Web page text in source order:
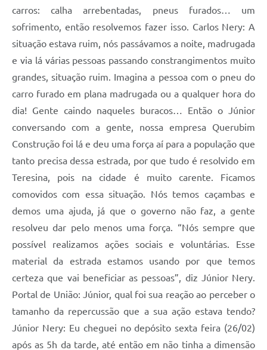
carros: calha arrebentadas, pneus furados… um
sofrimento, então resolvemos fazer isso. Carlos Nery: A
situação estava ruim, nós passávamos a noite, madrugada
e via lá várias pessoas passando constrangimentos muito
grandes, situação ruim. Imagina a pessoa com o pneu do
carro furado em plana madrugada ou a qualquer hora do
dia! Gente caindo naqueles buracos… Então o Júnior
conversando com a gente, nossa empresa Querubim
Construção foi lá e deu uma força aí para a população que
tanto precisa dessa estrada, por que tudo é resolvido em
Teresina, pois na cidade é muito carente. Ficamos
comovidos com essa situação. Nós temos caçambas e
demos uma ajuda, já que o governo não faz, a gente
resolveu dar pelo menos uma força. “Nós sempre que
possível realizamos ações sociais e voluntárias. Esse
material da estrada estamos usando por que temos
certeza que vai beneficiar as pessoas”, diz Júnior Nery.
Portal de União: Júnior, qual foi sua reação ao perceber o
tamanho da repercussão que a sua ação estava tendo?
Júnior Nery: Eu cheguei no depósito sexta feira (26/02)
após as 5h da tarde, até então em não tinha a dimensão